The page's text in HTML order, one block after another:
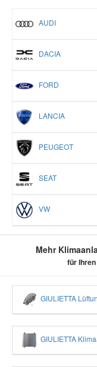
AUDI
DACIA
FORD
LANCIA
PEUGEOT
SEAT
VW
Mehr
für Ihren
GIULIETTA
GIULIETTA